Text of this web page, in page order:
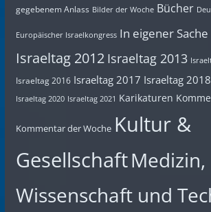
gegebenem Anlass Bilder der Woche Bücher
Europäischer Israelkongress In eigener Sache
Israeltag 2012 Israeltag 2013
Israeltag 2016 Israeltag 2017 Israeltag 2018
Israeltag 2020 Israeltag 2021 Karikaturen
Kommentar der Woche Kultur &
GesellschaftMedizin,
Wissenschaft und